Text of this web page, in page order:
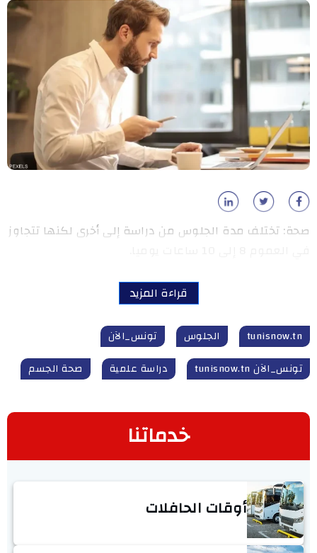
صحة: تختلف مدة الجلوس من دراسة إلى أخرى لكنها تتجاوز
قراءة المزيد
tunisnow.tn الجلوس
تونس_الآن
تونس_الآن tunisnow.tn
دراسة علمية صحة الجسم
خدماتنا
أوقات الحافلات